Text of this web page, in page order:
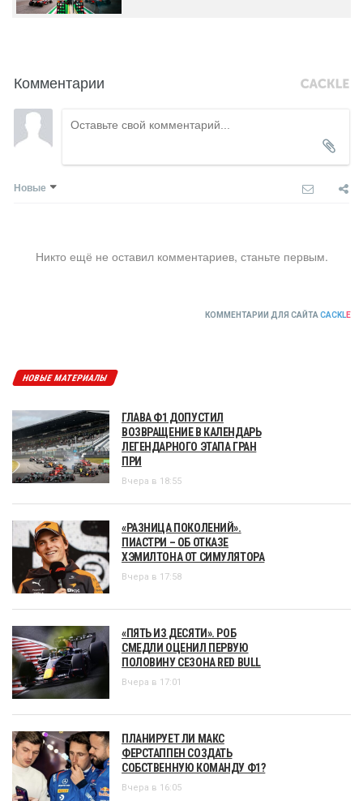
Комментарии
Новые
Никто ещё не оставил комментариев, станьте первым.
КОММЕНТАРИИ ДЛЯ САЙТА CACKLE
НОВЫЕ МАТЕРИАЛЫ
ГЛАВА Ф1 ДОПУСТИЛ
ВОЗВРАЩЕНИЕ В КАЛЕНДАРЬ
ЛЕГЕНДАРНОГО ЭТАПА ГРАН
ПРИ
Вчера в 18:55
«РАЗНИЦА ПОКОЛЕНИЙ».
ПИАСТРИ – ОБ ОТКАЗЕ
ХЭМИЛТОНА ОТ СИМУЛЯТОРА
Вчера в 17:58
«ПЯТЬ ИЗ ДЕСЯТИ». РОБ
СМЕДЛИ ОЦЕНИЛ ПЕРВУЮ
ПОЛОВИНУ СЕЗОНА RED BULL
Вчера в 17:01
ПЛАНИРУЕТ ЛИ МАКС
ФЕРСТАППЕН СОЗДАТЬ
СОБСТВЕННУЮ КОМАНДУ Ф1?
Вчера в 16:05